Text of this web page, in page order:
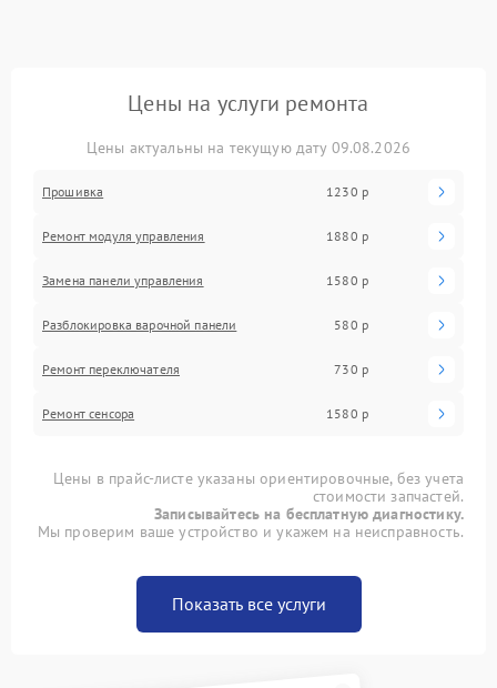
Цены на услуги ремонта
Цены актуальны на текущую дату 09.08.2026
Прошивка 1230 р
Ремонт модуля управления 1880 р
Замена панели управления 1580 р
Разблокировка варочной панели 580 р
Ремонт переключателя 730 р
Ремонт сенсора 1580 р
Цены в прайс-листе указаны ориентировочные, без учета
стоимости запчастей.
Записывайтесь на бесплатную диагностику.
Мы проверим ваше устройство и укажем на неисправность.
Показать все услуги